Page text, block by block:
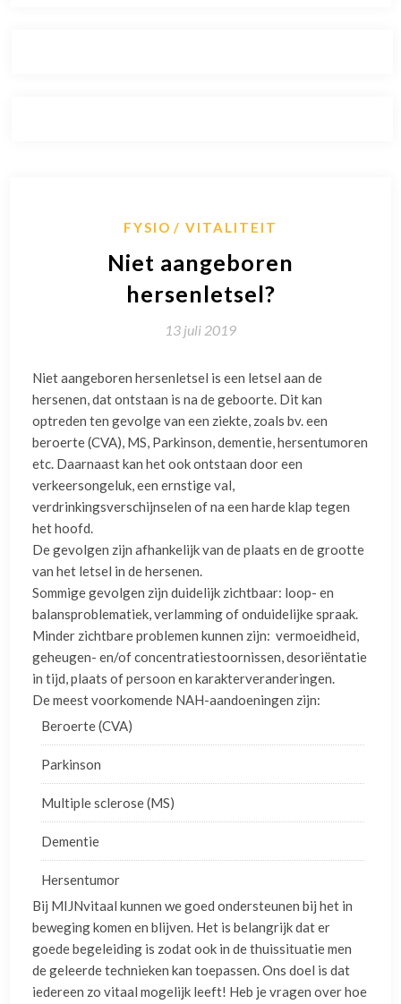
FYSIO VITALITEIT
Niet aangeboren
hersenletsel?
13 juli 2019
Niet aangeboren hersenletsel is een letsel aan de
hersenen, dat ontstaan is na de geboorte. Dit kan
optreden ten gevolge van een ziekte, zoals bv. een
beroerte (CVA), MS, Parkinson, dementie, hersentumoren
etc. Daarnaast kan het ook ontstaan door een
verkeersongeluk, een ernstige val,
verdrinkingsverschijnselen of na een harde klap tegen
het hoofd.
De gevolgen zijn afhankelijk van de plaats en de grootte
van het letsel in de hersenen.
Sommige gevolgen zijn duidelijk zichtbaar: loop- en
balansproblematiek, verlamming of onduidelijke spraak.
Minder zichtbare problemen kunnen zijn: vermoeidheid,
geheugen- en/of concentratiestoornissen, desoriëntatie
in tijd, plaats of persoon en karakterveranderingen.
De meest voorkomende NAH-aandoeningen zijn:
Beroerte (CVA)
Parkinson
Multiple sclerose (MS)
Dementie
Hersentumor
Bij MIJNvitaal kunnen we goed ondersteunen bij het in
beweging komen en blijven. Het is belangrijk dat er
goede begeleiding is zodat ook in de thuissituatie men
de geleerde technieken kan toepassen. Ons doel is dat
iedereen zo vitaal mogelijk leeft! Heb je vragen over hoe